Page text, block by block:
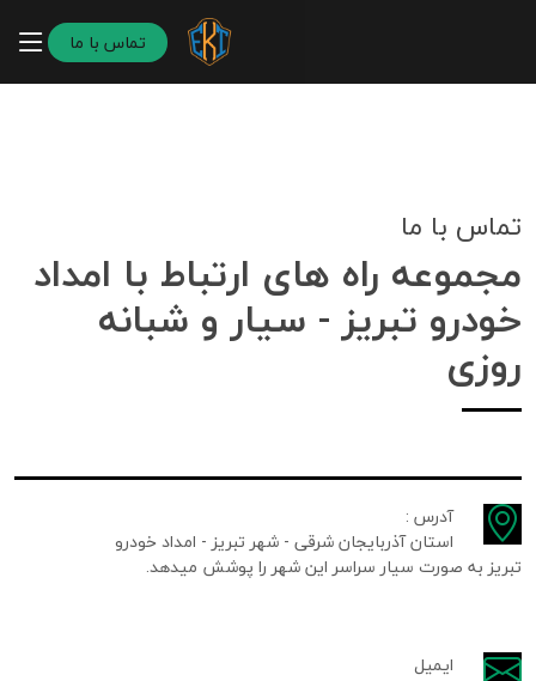
تماس با ما
تماس با ما
مجموعه راه های ارتباط با امداد
خودرو تبریز - سیار و شبانه
روزی
آدرس :
استان آذربایجان شرقی - شهر تبریز - امداد خودرو
تبریز به صورت سیار سراسر این شهر را پوشش میدهد.
ایمیل